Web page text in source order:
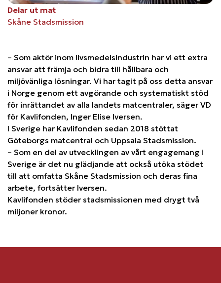
Delar ut mat
Skåne Stadsmission
– Som aktör inom livsmedelsindustrin har vi ett extra
ansvar att främja och bidra till hållbara och
miljövänliga lösningar. Vi har tagit på oss detta ansvar
i Norge genom ett avgörande och systematiskt stöd
för inrättandet av alla landets matcentraler, säger VD
för Kavlifonden, Inger Elise Iversen.
I Sverige har Kavlifonden sedan 2018 stöttat
Göteborgs matcentral och Uppsala Stadsmission.
– Som en del av utvecklingen av vårt engagemang i
Sverige är det nu glädjande att också utöka stödet
till att omfatta Skåne Stadsmission och deras fina
arbete, fortsätter Iversen.
Kavlifonden stöder stadsmissionen med drygt två
miljoner kronor.